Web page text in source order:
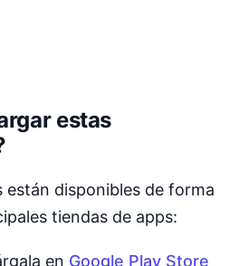
estas
están disponibles de forma
tiendas de apps:
en Google Play Store